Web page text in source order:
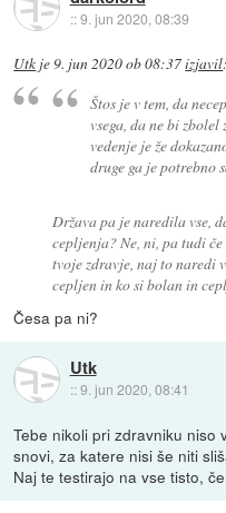
::9. jun 2020, 08:39
Utk je9. jun 2020 ob 08:37izjavil:
Štos je v tem, da
vsega, da ne bi
vedenje je že
druge ga je potrebno
Država pa je naredila vse,
cepljenja? Ne, ni, pa tudi
tvoje zdravje, naj to naredi
cepljen in ko si bolan in
Česa pa ni?
Utk
::9. jun 2020, 08:41
Tebe nikoli pri zdravniku niso
snovi, za katere nisi še niti
Naj te testirajo na vse tisto,